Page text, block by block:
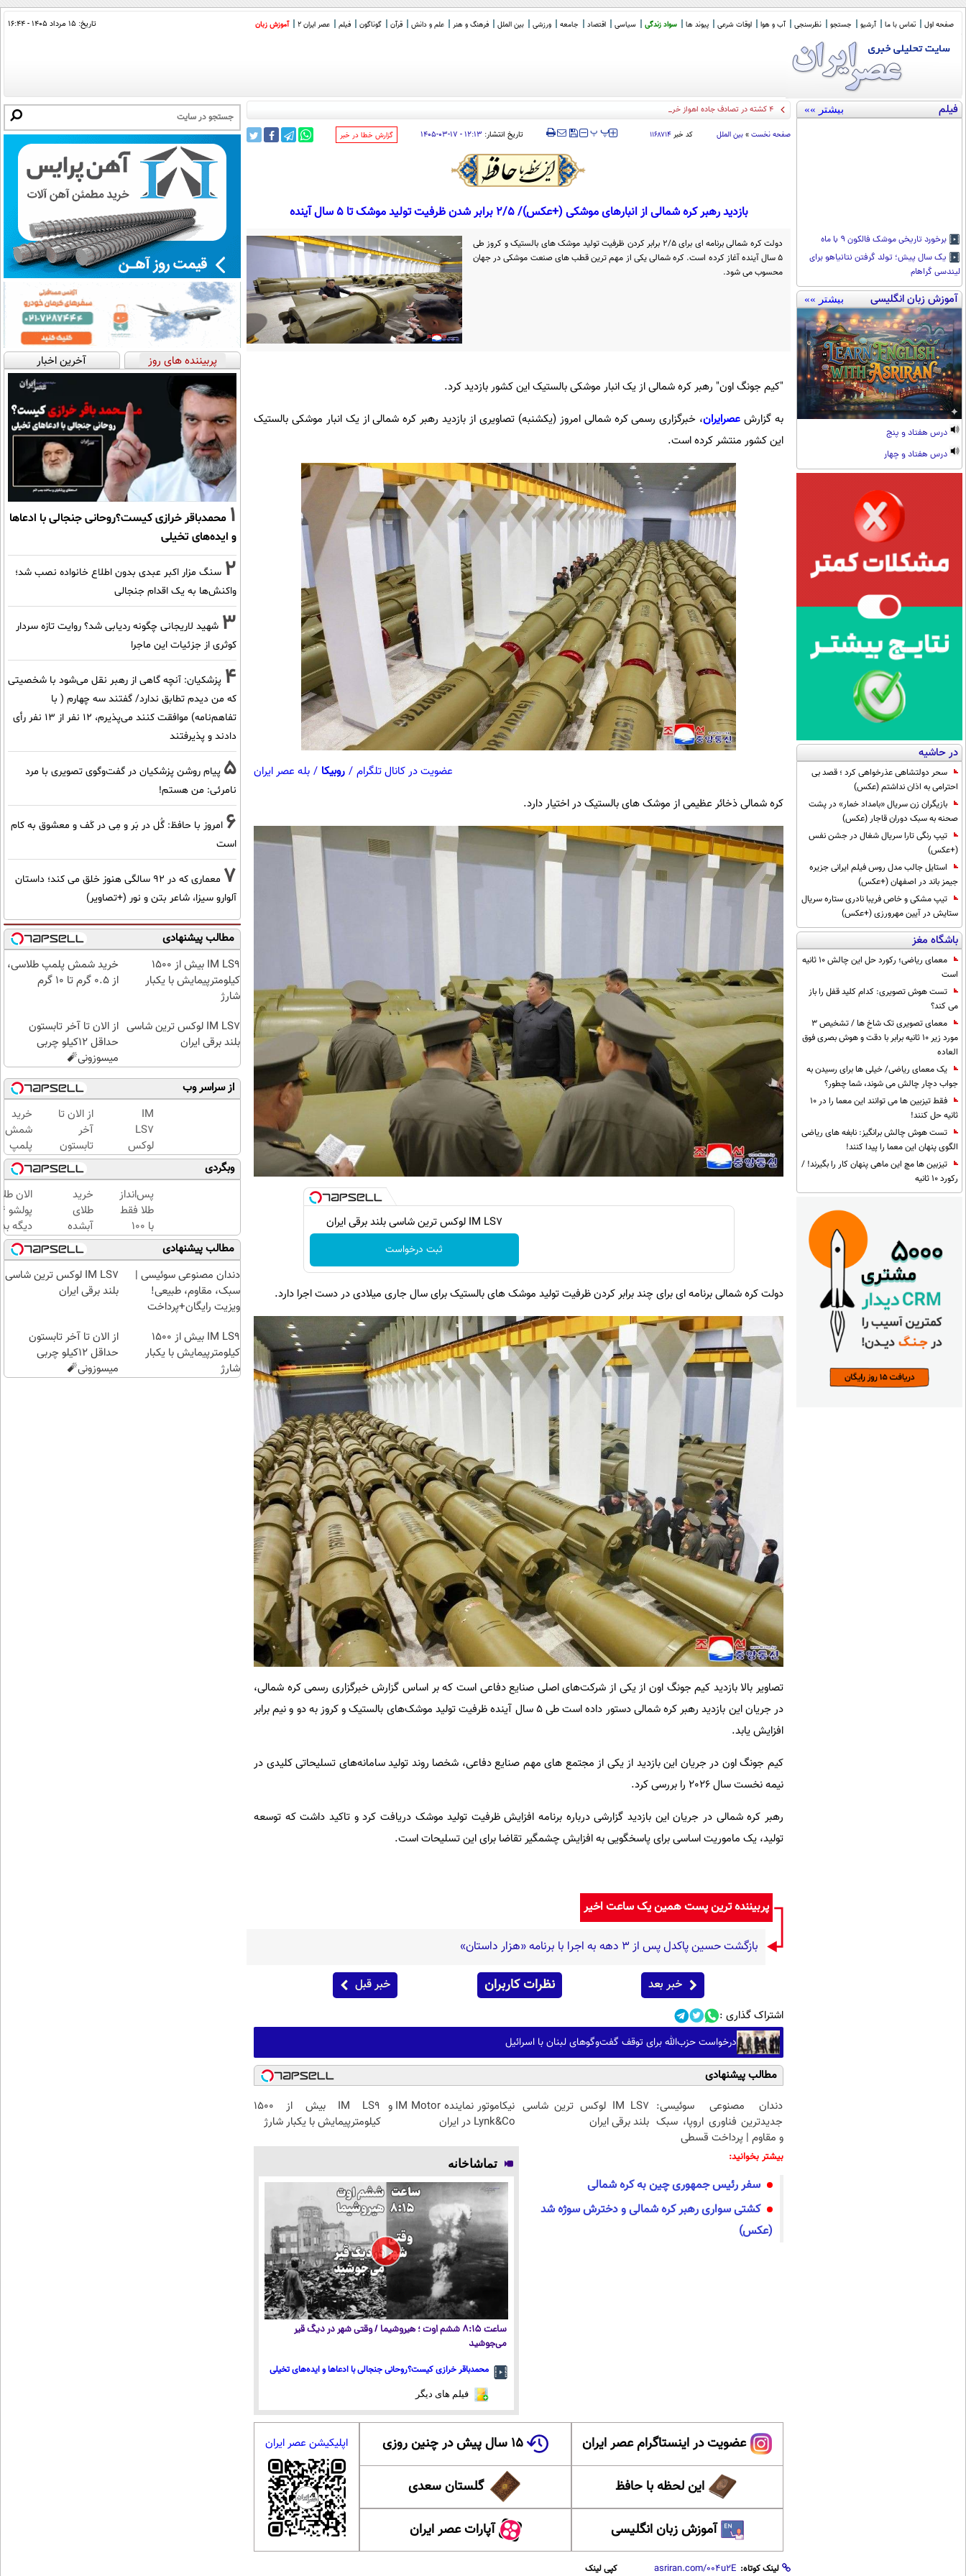
صفحه اول تماس با ما آرشیو جستجو نظرسنجی آب و هوا اوقات شرعی پیوند ها سواد زندگی سیاسی اقتصاد جامعه ورزشی بین الملل فرهنگ و هنر علم و دانش قرآن گوناگون فیلم عصر ایران 2 آموزش زبان تاریخ: ۱۵ مرداد ۱۴۰۵ - ۱۶:۴۴
فیلم بیشتر »»
برخورد تاریخی موشک فالکون ۹ با ماه
یک سال پیش؛ تولد گرفتن نتانیاهو برای
لیندسی گراهام
آموزش زبان انگلیسی بیشتر »»
درس هفتاد و پنج
درس هفتاد و چهار
در حاشیه
سحر دولتشاهی عذرخواهی کرد ؛ قصد بی
احترامی به اذان نداشتم (عکس)
بازیگران زن سریال «بامداد خمار» در پشت
صحنه به سبک دوران قاجار (عکس)
تیپ رنگی تارا سریال شغال در جشن نفس
(+عکس)
استایل جالب مدل روس فیلم ایرانی جزیره
جیمز باند در اصفهان (+عکس)
تیپ مشکی و خاص فریبا نادری ستاره سریال
ستایش در آیین مهرورزی (+عکس)
باشگاه مغز
معمای ریاضی؛ رکورد حل این چالش 10 ثانیه
است
تست هوش تصویری: کدام کلید قفل را باز
می کند؟
معمای تصویری تک شاخ ها / تشخیص 3
مورد زیر 10 ثانیه برابر با دقت و هوش بصری فوق
العاده
یک معمای ریاضی/ خیلی ها برای رسیدن به
جواب دچار چالش می شوند، شما چطور؟
فقط تیزبین ها می توانند این معما را در 10
ثانیه حل کنند!
تست هوش چالش برانگیز: نابغه های ریاضی
الگوی پنهان این معما را پیدا کنند!
تیزبین ها مچ این ماهی پنهان کار را بگیرند! /
رکورد 10 ثانیه
۴ کشته در تصادف جاده اهواز خرمشهر
صفحه نخست » بین الملل کد خبر ۱۱۶۸۷۱۴ ‍‍‍ پ پ تاریخ انتشار: ۱۲:۱۳ - ۱۷-۰۳-۱۴۰۵ ‌گزارش خطا در خبر
بازدید رهبر کره شمالی از انبارهای موشکی (+عکس)/ 2/5 برابر شدن ظرفیت تولید موشک تا 5 سال آینده
دولت کره شمالی برنامه ای برای 2/5 برابر کردن ظرفیت تولید موشک های بالستیک و کروز طی
5 سال آینده آغاز کرده است. کره شمالی یکی از مهم ترین قطب های صنعت موشکی در جهان
محسوب می شود.
"کیم جونگ اون" رهبر کره شمالی از یک انبار موشکی بالستیک این کشور بازدید کرد.
به گزارش عصرایران، خبرگزاری رسمی کره شمالی امروز (یکشنبه) تصاویری از بازدید رهبر کره شمالی از یک انبار موشکی بالستیک
این کشور منتشر کرده است.
عضویت در کانال تلگرام / روبیکا / بله عصر ایران
کره شمالی ذخائر عظیمی از موشک های بالستیک در اختیار دارد.
IM LS7 لوکس ترین شاسی بلند برقی ایران
ثبت درخواست
دولت کره شمالی برنامه ای برای چند برابر کردن ظرفیت تولید موشک های بالستیک برای سال جاری میلادی در دست اجرا دارد.
تصاویر بالا بازدید کیم جونگ اون از یکی از شرکت‌های اصلی صنایع دفاعی است که بر اساس گزارش خبرگزاری رسمی کره شمالی،
در جریان این بازدید رهبر کره شمالی دستور داده است طی 5 سال آینده ظرفیت تولید موشک‌های بالستیک و کروز به دو و نیم برابر
افزایش یابد.
کیم جونگ اون در جریان این بازدید از یکی از مجتمع های مهم صنایع دفاعی، شخصا روند تولید سامانه‌های تسلیحاتی کلیدی در
نیمه نخست سال 2026 را بررسی کرد.
رهبر کره شمالی در جریان این بازدید گزارشی درباره برنامه افزایش ظرفیت تولید موشک دریافت کرد و تاکید داشت که توسعه
تولید، یک ماموریت اساسی برای پاسخگویی به افزایش چشمگیر تقاضا برای این تسلیحات است.
پربیننده ترین پست همین یک ساعت اخیر
بازگشت حسین پاکدل پس از ۳ دهه به اجرا با برنامه «هزار داستان»
خبر بعد نظرات کاربران خبر قبل
اشتراک گذاری :
درخواست حزب‌الله برای توقف گفت‌وگوهای لبنان با اسرائیل
مطالب پیشنهادی
دندان مصنوعی سوئیسی:
جدیدترین فناوری اروپا، سبک
و مقاوم | پرداخت قسطی
IM LS7 لوکس ترین شاسی
بلند برقی ایران
نیکاموتور نماینده IM Motor و
Lynk&Co در ایران
IM LS9 بیش از 1500
کیلومترپیمایش با یکبار شارژ
بیشتر بخوانید:
سفر رئیس جمهوری چین به کره شمالی
کشتی سواری رهبر کره شمالی و دخترش سوژه شد
(عکس)
تماشاخانه
ساعت ۸:۱۵ ششم اوت ؛ هیروشیما / وقتی شهر در دیگ قیر
می‌جوشید
محمدباقر خرازی کیست؟روحانی جنجالی با ادعاها و ایده‌های تخیلی
فیلم های دیگر
عضویت در اینستاگرام عصر ایران ۱۵ سال پیش در چنین روزی
این لحظه با حافظ گلستان سعدی
آموزش زبان انگلیسی آپارات عصر ایران
اپلیکیشن عصر ایران
لینک کوتاه: کپی لینک
پربیننده های روز آخرین اخبار
1 محمدباقر خرازی کیست؟روحانی جنجالی با ادعاها
و ایده‌های تخیلی
2 سنگ مزار اکبر عبدی بدون اطلاع خانواده نصب شد؛
واکنش‌ها به یک اقدام جنجالی
3 شهید لاریجانی چگونه ردیابی شد؟ روایت تازه سردار
کوثری از جزئیات این ماجرا
4 پزشکیان‌: آنچه گاهی از رهبر نقل می‌شود با شخصیتی
که من دیدم تطابق ندارد/ گفتند سه چهارم ( با
تفاهم‌نامه) موافقت کنند می‌پذیرم، 12 نفر از 13 نفر رأی
دادند و پذیرفتند
5 پیام روشن پزشکیان در گفت‌و‌گوی تصویری با مرد
نامرئی: من هستم!
6 امروز با حافظ: گُل در بَر و مِی در کَف و معشوق به کام
است
7
معماری که در 92 سالگی هنوز خلق می کند؛ داستان
آلوارو سیزا، شاعر بتن و نور (+تصاویر)
مطالب پیشنهادی
IM LS9 بیش از 1500
کیلومترپیمایش با یکبار
شارژ
خرید شمش پلمپ طلاسی،
از ۰.۵ گرم تا ۱۰ گرم
IM LS7 لوکس ترین شاسی
بلند برقی ایران
از الان تا آخر تابستون
حداقل 12کیلو چربی
میسوزونی🧨
از سراسر وب
IM
LS7
لوکس
ترین
شاسی
بلند
برقی
ایران
از الان تا
آخر
تابستون
حداقل
12کیلو
چربی
میسوزونی
🧨
خرید
شمش
پلمپ
طلاسی،
از ۰.۵
گرم تا
۱۰ گرم
وبگردی
پس‌انداز
طلا فقط
با ۱۰۰
هزارتومان
(امن و
راحت)
خرید
طلای
آبشده
حتی با
۱۰۰هزارتومان
الان
دیگه
طلا با
بی‌بهره
مطالب پیشنهادی
دندان مصنوعی سوئیسی |
سبک، مقاوم، طبیعی!
ویزیت رایگان+پرداخت
IM LS7 لوکس ترین شاسی
بلند برقی ایران
IM LS9 بیش از 1500
کیلومترپیمایش با یکبار
شارژ
از الان تا آخر تابستون
حداقل 12کیلو چربی
میسوزونی🧨